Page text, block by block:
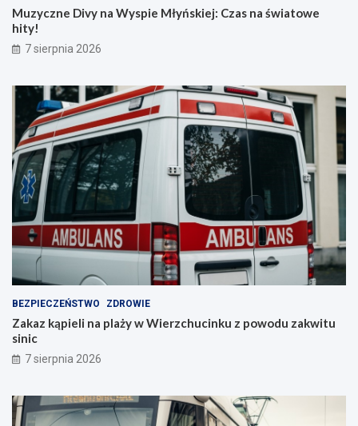
Muzyczne Divy na Wyspie Młyńskiej: Czas na światowe
hity!
7 sierpnia 2026
BEZPIECZEŃSTWO ZDROWIE
Zakaz kąpieli na plaży w Wierzchucinku z powodu zakwitu
sinic
7 sierpnia 2026